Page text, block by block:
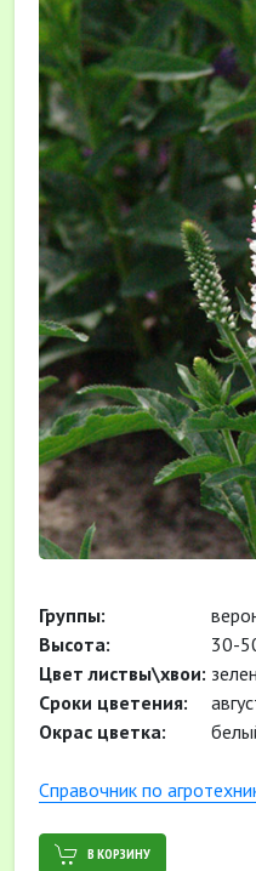
Группы:
Высота:
30-
Цвет листвы\хвои:
Сроки цветения:
Окрас цветка:
Cправочник по
В КОРЗИНУ